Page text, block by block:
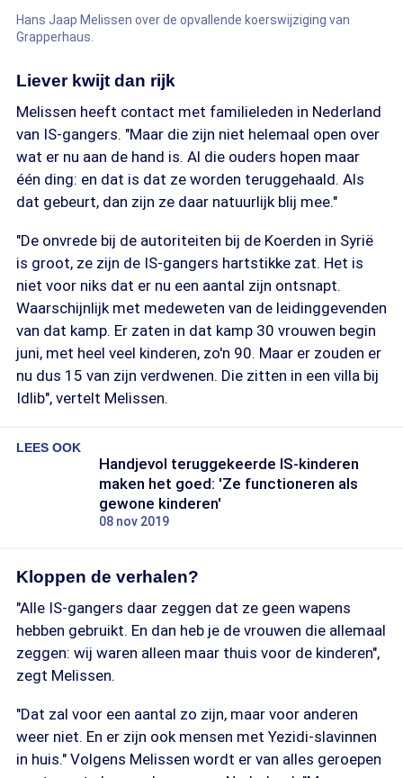
Hans Jaap Melissen over de opvallende koerswijziging van
Grapperhaus.
Liever kwijt dan rijk
Melissen heeft contact met familieleden in Nederland
van IS-gangers. "Maar die zijn niet helemaal open over
wat er nu aan de hand is. Al die ouders hopen maar
één ding: en dat is dat ze worden teruggehaald. Als
dat gebeurt, dan zijn ze daar natuurlijk blij mee."
"De onvrede bij de autoriteiten bij de Koerden in Syrië
is groot, ze zijn de IS-gangers hartstikke zat. Het is
niet voor niks dat er nu een aantal zijn ontsnapt.
Waarschijnlijk met medeweten van de leidinggevenden
van dat kamp. Er zaten in dat kamp 30 vrouwen begin
juni, met heel veel kinderen, zo'n 90. Maar er zouden er
nu dus 15 van zijn verdwenen. Die zitten in een villa bij
Idlib", vertelt Melissen.
LEES OOK
Handjevol teruggekeerde IS-kinderen
maken het goed: 'Ze functioneren als
gewone kinderen'
08 nov 2019
Kloppen de verhalen?
"Alle IS-gangers daar zeggen dat ze geen wapens
hebben gebruikt. En dan heb je de vrouwen die allemaal
zeggen: wij waren alleen maar thuis voor de kinderen",
zegt Melissen.
"Dat zal voor een aantal zo zijn, maar voor anderen
weer niet. En er zijn ook mensen met Yezidi-slavinnen
in huis." Volgens Melissen wordt er van alles geroepen